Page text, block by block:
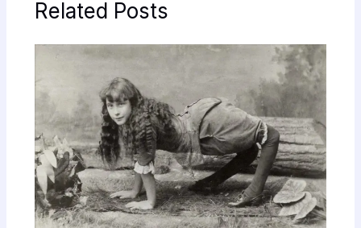
Related Posts